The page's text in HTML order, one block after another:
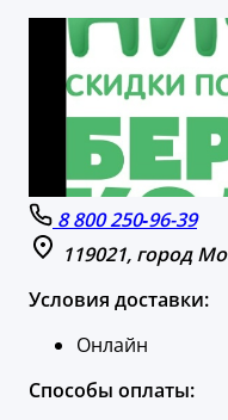
8 800 250‑96-39
119021, город
Условия доставки:
Онлайн
Способы оплаты: